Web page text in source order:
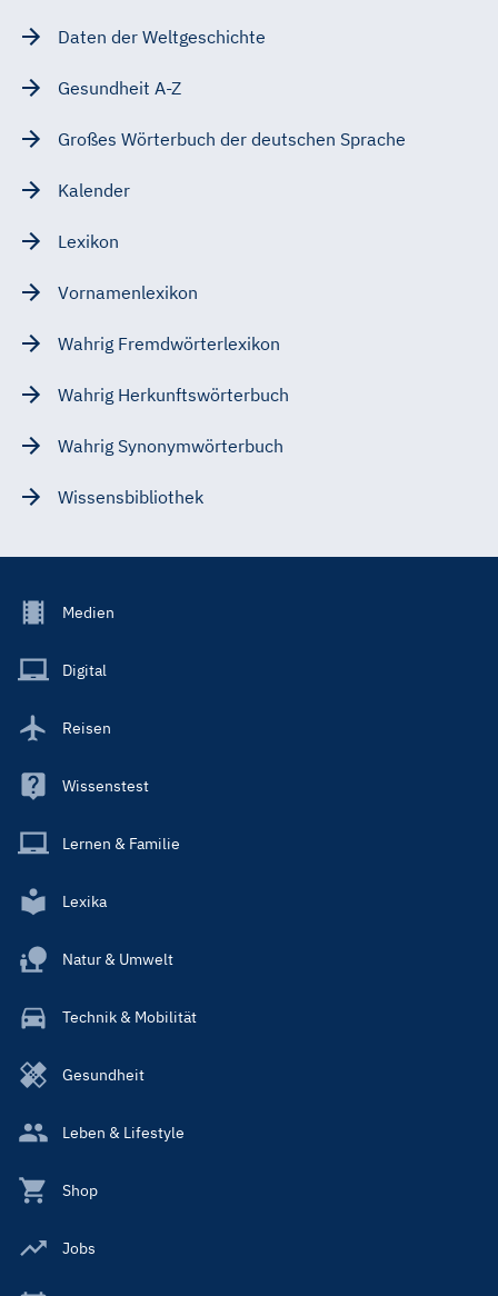
Daten der Weltgeschichte
Gesundheit A-Z
Großes Wörterbuch der deutschen Sprache
Kalender
Lexikon
Vornamenlexikon
Wahrig Fremdwörterlexikon
Wahrig Herkunftswörterbuch
Wahrig Synonymwörterbuch
Wissensbibliothek
Footer
Main
Medien
Digital
Reisen
Wissenstest
Lernen & Familie
Lexika
Natur & Umwelt
Technik & Mobilität
Gesundheit
Leben & Lifestyle
Shop
Jobs